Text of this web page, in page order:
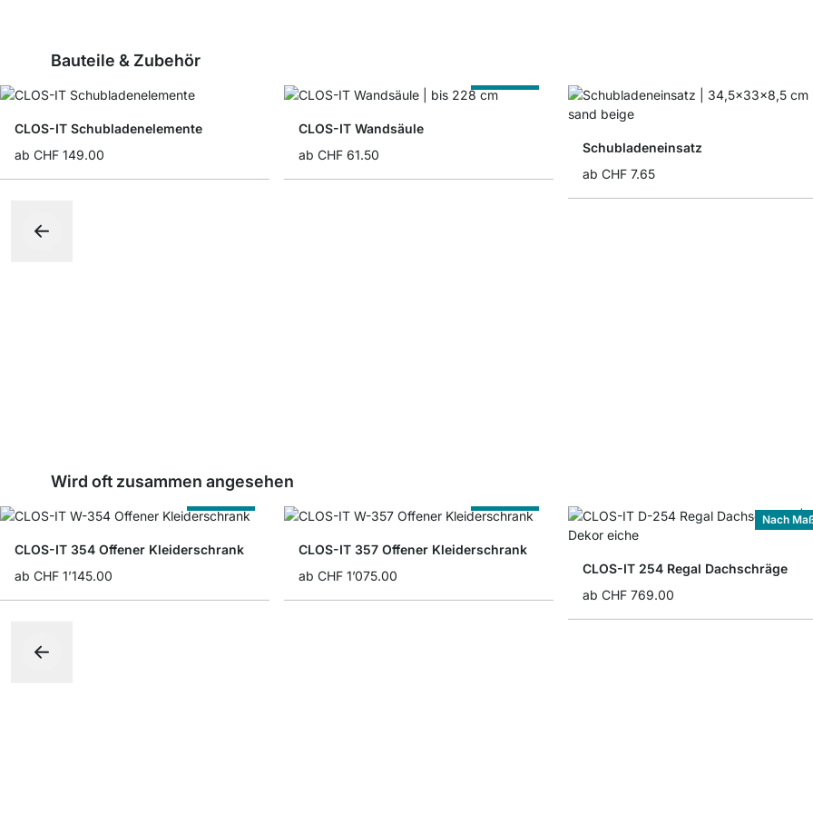
Bauteile & Zubehör
CLOS-IT Schubladenelemente
ab CHF 149.00
CLOS-IT Wandsäule
ab CHF 61.50
Schubladeneinsatz
ab CHF 7.65
Wird oft zusammen angesehen
CLOS-IT 354 Offener Kleiderschrank
ab CHF 1’145.00
CLOS-IT 357 Offener Kleiderschrank
ab CHF 1’075.00
Nach
CLOS-IT 254 Regal Dachschräge
ab CHF 769.00